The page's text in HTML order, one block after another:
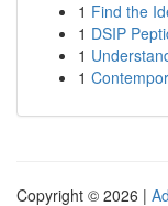
1 Find the
1 DSIP
1
1
Copyright © 2026 |